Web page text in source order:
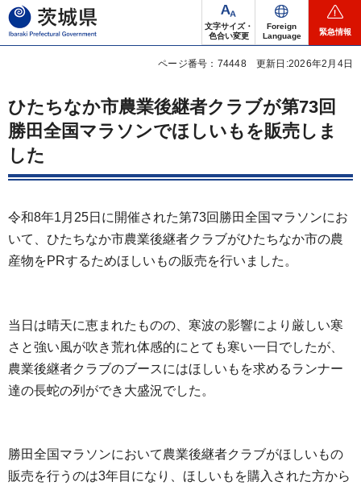
茨城県
文字サイズ・
色合い変更
Foreign
Language
緊急情報
ページ番号：74448 更新日:2026年2月4日
ひたちなか市農業後継者クラブが第73回
勝田全国マラソンでほしいもを販売しま
した
令和8年1月25日に開催された第73回勝田全国マラソンにお
いて、ひたちなか市農業後継者クラブがひたちなか市の農
産物をPRするためほしいもの販売を行いました。
当日は晴天に恵まれたものの、寒波の影響により厳しい寒
さと強い風が吹き荒れ体感的にとても寒い一日でしたが、
農業後継者クラブのブースにはほしいもを求めるランナー
達の長蛇の列ができ大盛況でした。
勝田全国マラソンにおいて農業後継者クラブがほしいもの
販売を行うのは3年目になり、ほしいもを購入された方から